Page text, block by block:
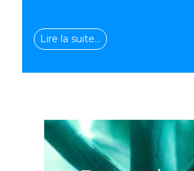
Lire la suite…